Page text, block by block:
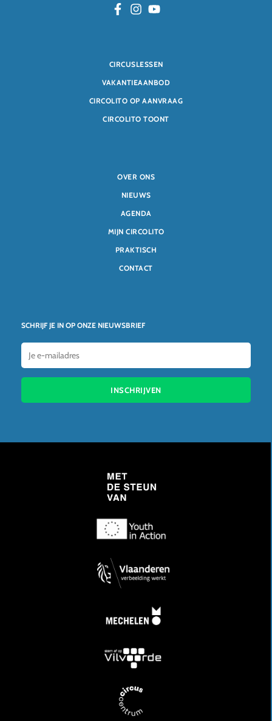
CIRCUSLESSEN
VAKANTIEAANBOD
CIRCOLITO OP AANVRAAG
CIRCOLITO TOONT
SCHRIJF JE IN OP ONZE NIEUWSBRIEF
INSCHRIJVEN
OVER ONS
NIEUWS
AGENDA
MIJN CIRCOLITO
PRAKTISCH
CONTACT